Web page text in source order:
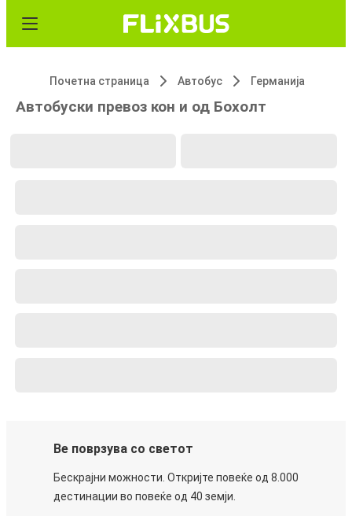
Почетна страница Автобус Германија
Автобуски превоз кон и од Бохолт
Ве поврзува со светот
Бескрајни можности. Откријте повеќе од 8.000
дестинации во повеќе од 40 земји.